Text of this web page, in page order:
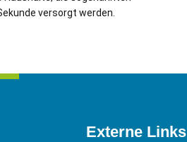
versorgt werden.
Externe Links